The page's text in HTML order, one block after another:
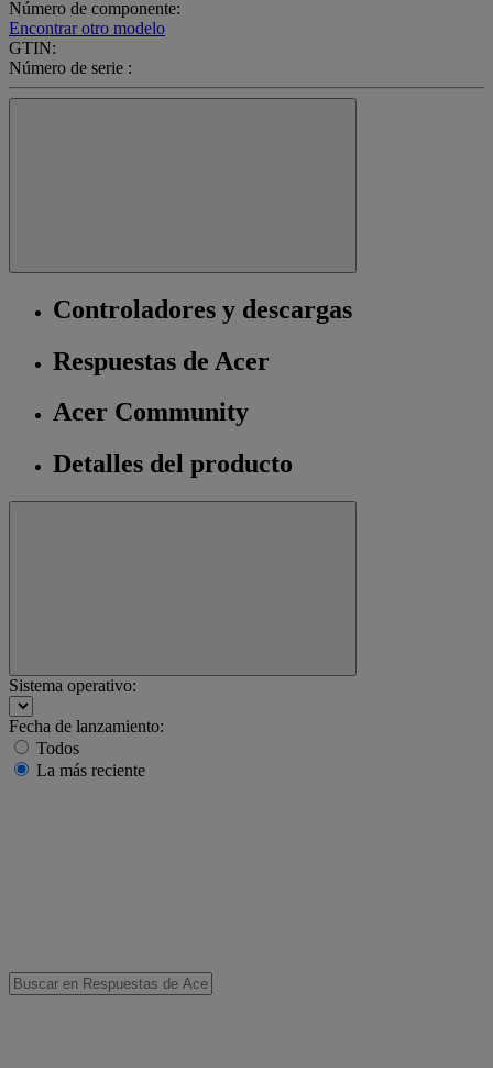
Número de componente:
Encontrar otro modelo
GTIN:
Número de serie :
Controladores y descargas
Respuestas de Acer
Acer Community
Detalles del producto
Sistema operativo:
Fecha de lanzamiento:
Todos
La más reciente